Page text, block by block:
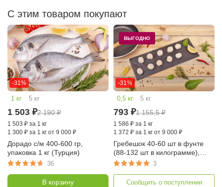
С этим товаром покупают
-31%
1 кг 5 кг
1 503 ₽2 190₽
1 503 ₽ за 1 кг
1 300 ₽ за 1 кг от 9 000 ₽
Дорадо с/м 400-600 гр,
упаковка 1 кг (Турция)
36
В корзину
ВЫГОДНО
-31%
0,5 кг 5 кг
793 ₽1 155,5₽
1 586 ₽ за 1 кг
1 372 ₽ за 1 кг от 9 000 ₽
Гребешок 40-60 шт в фунте
(88-132 шт в килограмме),
упаковка 0,5 кг (Китай)
3
Сообщить о поступлении